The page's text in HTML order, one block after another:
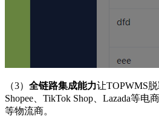
（3） 全链路集成能力让TOPWMS
Shopee、TikTok Shop、Lazada等电
等物流商。